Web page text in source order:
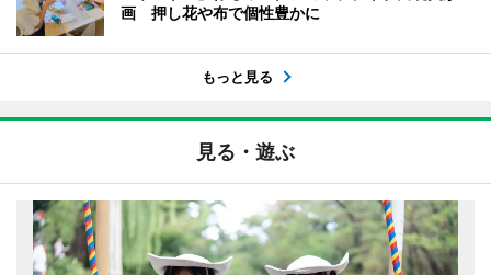
画 押し花や布で個性豊かに
もっと見る
見る・遊ぶ